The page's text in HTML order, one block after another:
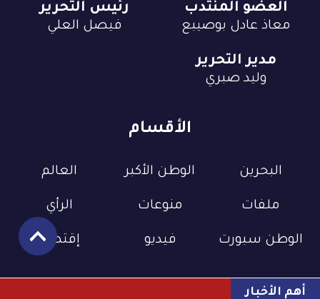
أهم الأخبار
الأقسام
البحرين الوطن الأكبر العالم
ملفات منوعات الرأي
الوطن سبورت فيديو إقتصاد
العضو المنتدب
معاذ عادل بوصيبع
رئيس التحرير
فيصل العلي
مدير التحرير
وليد صبري